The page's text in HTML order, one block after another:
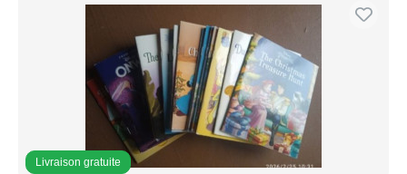
Livraison gratuite